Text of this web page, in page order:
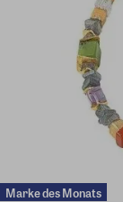
Marke des Monats